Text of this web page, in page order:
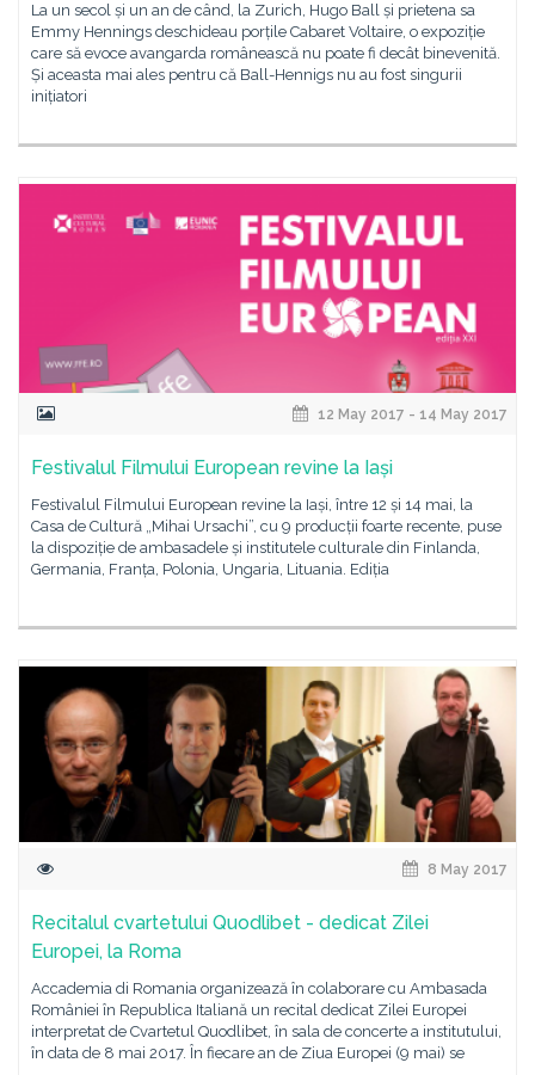
La un secol și un an de când, la Zurich, Hugo Ball și prietena sa
Emmy Hennings deschideau porțile Cabaret Voltaire, o expoziție
care să evoce avangarda românească nu poate fi decât binevenită.
Și aceasta mai ales pentru că Ball-Hennigs nu au fost singurii
inițiatori
12 May 2017 - 14 May 2017
Festivalul Filmului European revine la Iași
Festivalul Filmului European revine la Iași, între 12 și 14 mai, la
Casa de Cultură „Mihai Ursachi”, cu 9 producții foarte recente, puse
la dispoziție de ambasadele și institutele culturale din Finlanda,
Germania, Franța, Polonia, Ungaria, Lituania. Ediția
8 May 2017
Recitalul cvartetului Quodlibet - dedicat Zilei
Europei, la Roma
Accademia di Romania organizează în colaborare cu Ambasada
României în Republica Italiană un recital dedicat Zilei Europei
interpretat de Cvartetul Quodlibet, în sala de concerte a institutului,
în data de 8 mai 2017. În fiecare an de Ziua Europei (9 mai) se